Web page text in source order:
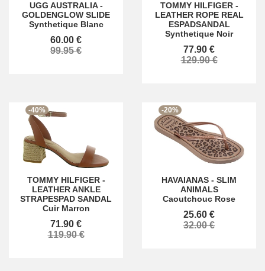
UGG AUSTRALIA-
GOLDENGLOW SLIDE
Synthetique Blanc
60.00 €
99.95 €
TOMMY HILFIGER-
LEATHER ROPE REAL
ESPADSANDAL
Synthetique Noir
77.90 €
129.90 €
-40%
TOMMY HILFIGER-
LEATHER ANKLE
STRAPESPAD SANDAL
Cuir Marron
71.90 €
119.90 €
-20%
HAVAIANAS - SLIM
ANIMALS
Caoutchouc Rose
25.60 €
32.00 €